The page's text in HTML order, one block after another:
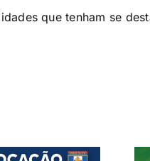
que tenham se